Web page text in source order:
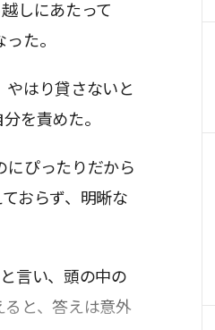
しにあたって
た。
やはり貸さないと
を責めた。
にぴったりだから
おらず、明晰な
言い、頭の中の
と、答えは意外